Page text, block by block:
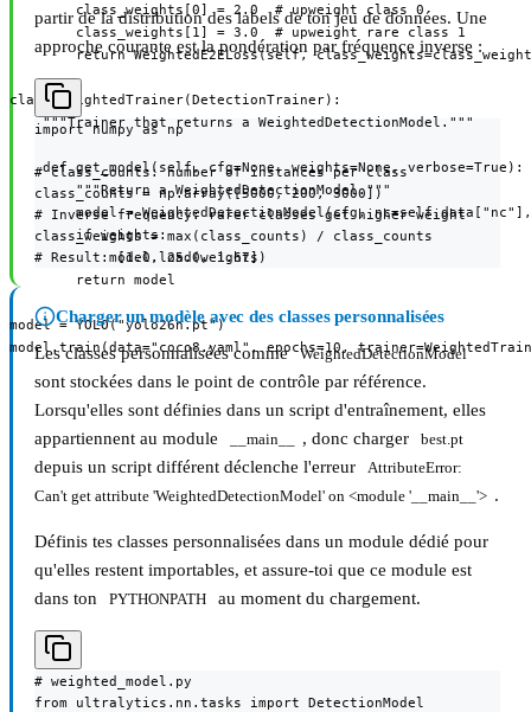
        class_weights[0] = 2.0  # upweight class 0
        class_weights[1] = 3.0  # upweight rare class 1
return WeightedE2ELoss(self,
class WeightedTrainer(DetectionTrainer):
    """Trainer that returns a WeightedDetectionModel."""
    def get_model(self, cfg=None, weights=None, verbose=True):
        """Return a WeightedDetectionModel."""
model = WeightedDetectionModel(cfg,
        if weights:
            model.load(weights)
        return model
model = YOLO("yolo26n.pt")
model.train(data="coco8.yaml", epochs=10,
partir de la distribution des labels de ton jeu de données. Une
approche courante est la pondération par fréquence inverse :
import numpy as np
# class_counts: number of instances per class
class_counts = np.array([5000, 200, 3000])
# Inverse frequency: rarer classes get higher weight
class_weights = max(class_counts) / class_counts
# Result: [1.0, 25.0, 1.67]
Charger un modèle avec des classes personnalisées
Les classes personnalisées comme WeightedDetectionModel
sont stockées dans le point de contrôle par référence.
Lorsqu'elles sont définies dans un script d'entraînement, elles
appartiennent au module
__main__ , donc charger best.pt
depuis un script différent déclenche l'erreur
AttributeError:
Can't get attribute 'WeightedDetectionModel' on <module '__main__'> .
Définis tes classes personnalisées dans un module dédié pour
qu'elles restent importables, et assure-toi que ce module est
dans ton
PYTHONPATH au moment du chargement.
# weighted_model.py
from ultralytics.nn.tasks import DetectionModel